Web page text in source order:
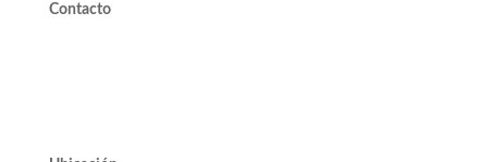
Contacto